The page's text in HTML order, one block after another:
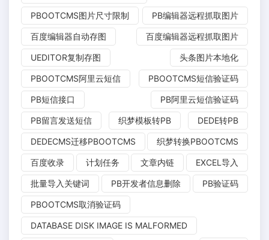
PBOOTCMS图片尺寸限制 PB编辑器远程抓取图片
百度编辑器自动存图 百度编辑器远程抓取图片
UEDITOR复制存图 头条图片本地化
PBOOTCMS阿里云短信 PBOOTCMS短信验证码
PB短信接口 PB阿里云短信验证码
PB留言发送短信 织梦模板转PB DEDE转PB
DEDECMS迁移PBOOTCMS 织梦转换PBOOTCMS
百度收录 计划任务 文章内链 EXCEL导入
批量导入关键词 PB开发者信息删除 PB验证码
PBOOTCMS取消验证码
DATABASE DISK IMAGE IS MALFORMED